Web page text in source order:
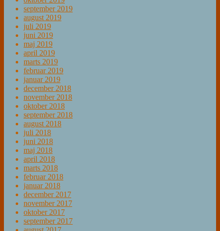
september 2019
august 2019
juli 2019
juni 2019
maj 2019
april 2019
marts 2019
februar 2019
januar 2019
december 2018
november 2018
oktober 2018
september 2018
august 2018
juli 2018
juni 2018
maj 2018
april 2018
marts 2018
februar 2018
januar 2018
december 2017
november 2017
oktober 2017
september 2017